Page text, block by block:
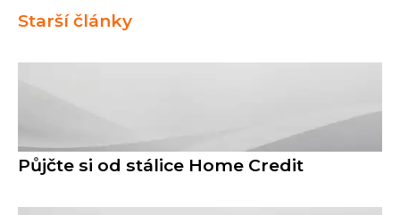
Starší články
Půjčte si od stálice Home Credit